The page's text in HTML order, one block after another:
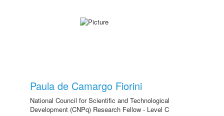
Paula de Camargo Fiorini
National Council for Scientific and Technological
Development (CNPq) Research Fellow - Level C